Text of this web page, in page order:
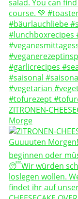
ZITRONEN-
Morge